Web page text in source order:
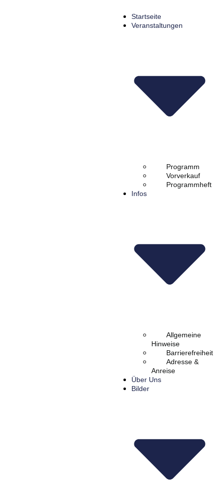
Startseite
Veranstaltungen
Programm
Vorverkauf
Programmheft
Infos
Allgemeine
Hinweise
Barrierefreiheit
Adresse &
Anreise
Über Uns
Bilder